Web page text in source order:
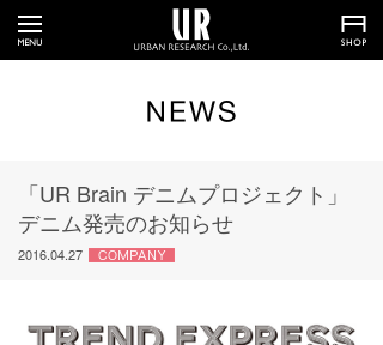
「UR Brain デニムプロジェクト」
デニム発売のお知らせ
2016.04.27